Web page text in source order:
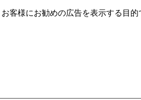
客様にお勧めの広告を表⽰する⽬的